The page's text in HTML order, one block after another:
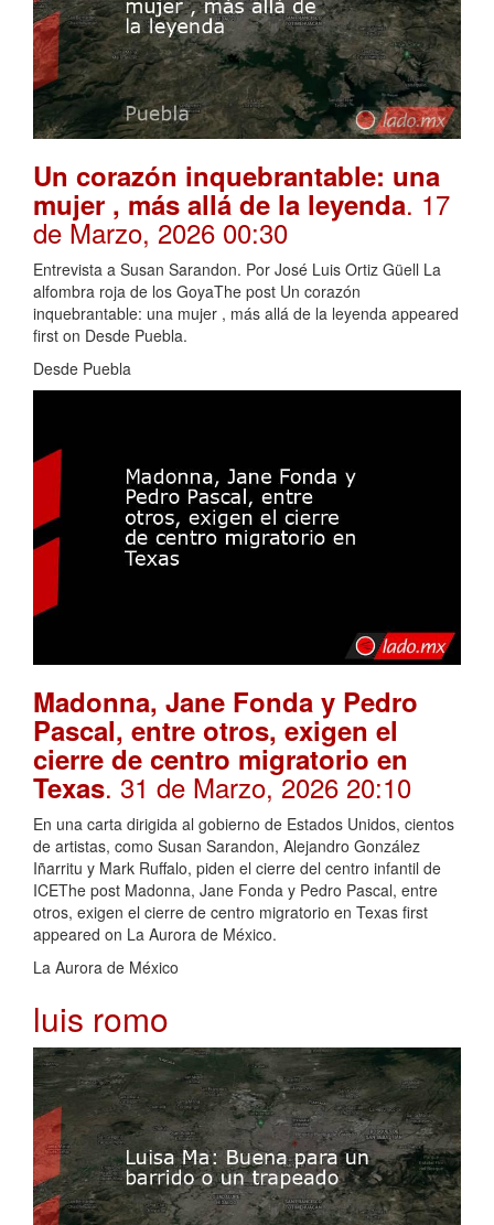
Un corazón inquebrantable: una
mujer , más allá de la leyenda. 17
de Marzo, 2026 00:30
Entrevista a Susan Sarandon. Por José Luis Ortiz Güell La
alfombra roja de los GoyaThe post Un corazón
inquebrantable: una mujer , más allá de la leyenda appeared
first on Desde Puebla.
Desde Puebla
Madonna, Jane Fonda y Pedro
Pascal, entre otros, exigen el
cierre de centro migratorio en
Texas. 31 de Marzo, 2026 20:10
En una carta dirigida al gobierno de Estados Unidos, cientos
de artistas, como Susan Sarandon, Alejandro González
Iñarritu y Mark Ruffalo, piden el cierre del centro infantil de
ICEThe post Madonna, Jane Fonda y Pedro Pascal, entre
otros, exigen el cierre de centro migratorio en Texas first
appeared on La Aurora de México.
La Aurora de México
luis romo